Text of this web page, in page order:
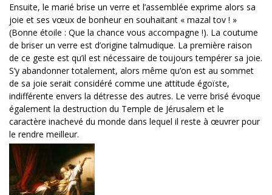
Ensuite, le marié brise un verre et l’assemblée exprime alors sa
joie et ses vœux de bonheur en souhaitant « mazal tov ! »
(Bonne étoile : Que la chance vous accompagne !). La coutume
de briser un verre est d’origine talmudique. La première raison
de ce geste est qu’il est nécessaire de toujours tempérer sa joie.
S’y abandonner totalement, alors même qu’on est au sommet
de sa joie serait considéré comme une attitude égoïste,
indifférente envers la détresse des autres. Le verre brisé évoque
également la destruction du Temple de Jérusalem et le
caractère inachevé du monde dans lequel il reste à œuvrer pour
le rendre meilleur.